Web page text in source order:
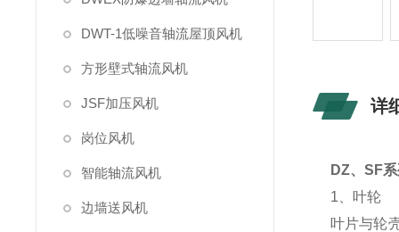
DWT-1低噪音轴流屋顶风机
方形壁式轴流风机
JSF加压风机
岗位风机
智能轴流风机
边墙送风机
详
DZ、SF
1、叶轮
叶片与轮